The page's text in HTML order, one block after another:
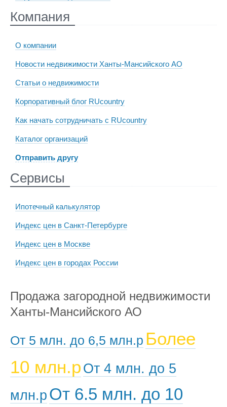
Компания
О компании
Новости недвижимости Ханты-Мансийского АО
Статьи о недвижимости
Корпоративный блог RUcountry
Как начать сотрудничать с RUcountry
Каталог организаций
Отправить другу
Сервисы
Ипотечный калькулятор
Индекс цен в Санкт-Петербурге
Индекс цен в Москве
Индекс цен в городах России
Продажа загородной недвижимости
Ханты-Мансийского АО
От 5 млн. до 6,5 млн.р Более
10 млн.р От 4 млн. до 5
млн.р От 6.5 млн. до 10